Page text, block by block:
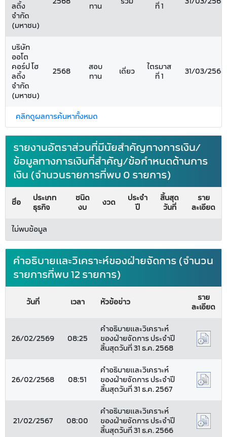
ลดิ้ง
จำกัด
(มหาชน)
ทาน
ที่ 1
บริษัท
ออโต
คอร์ป โฮ
ลดิ้ง
จำกัด
(มหาชน)
2568
สอบ
ทาน
เดี่ยว
ไตรมาส
ที่ 1
31/03/2568
คลิกดูผลการค้นหาทั้งหมด
รายงานอัตราส่วนที่มีนัยสำคัญทางการเงิน/
ข้อมูลทางการเงินที่สำคัญ/ข้อกำหนดด้านการ
เงิน (จำนวนรายการที่พบ 0 รายการ)
ชื่อ
ประเภท
ธุรกิจ
ชนิด
งบ
งวด
ประจำ
ปี
สิ้นสุด
วันที่
ราย
ละเอียด
ไม่พบข้อมูล
คำอธิบายและวิเคราะห์ของฝ่ายจัดการ (จำนวน
รายการที่พบ 12 รายการ)
วันที่ เวลา หัวข้อข่าว
ราย
ละเอียด
26/02/2569 08:25
คำอธิบายและวิเคราะห์
ของฝ่ายจัดการ ประจำปี
สิ้นสุดวันที่ 31 ธ.ค. 2568
26/02/2568 08:51
คำอธิบายและวิเคราะห์
ของฝ่ายจัดการ ประจำปี
สิ้นสุดวันที่ 31 ธ.ค. 2567
21/02/2567 08:00
คำอธิบายและวิเคราะห์
ของฝ่ายจัดการ ประจำปี
สิ้นสุดวันที่ 31 ธ.ค. 2566